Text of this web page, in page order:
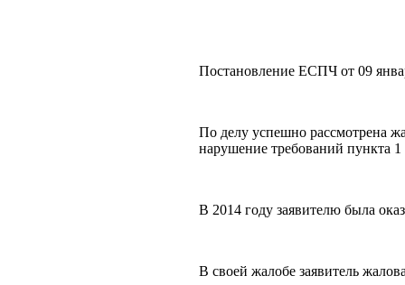
Постановление ЕСПЧ от 09
По делу успешно рассмотрена
нарушение требований пункта
В 2014 году заявителю была
В своей жалобе заявитель